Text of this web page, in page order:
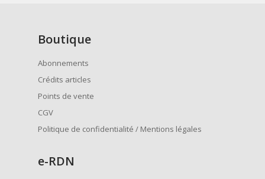
Boutique
Abonnements
Crédits articles
Points de vente
CGV
Politique de confidentialité / Mentions légales
e-RDN